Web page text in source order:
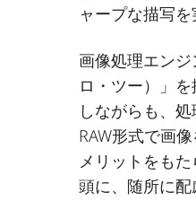
ャープな描写を
画像処理エンジ
ロ・ツー）」
しながらも、
RAW形式で画
メリットをも
頭に、随所に配